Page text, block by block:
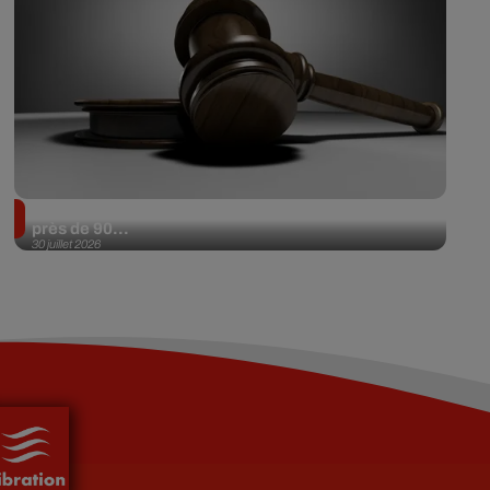
30 juillet 2026
près de 90...